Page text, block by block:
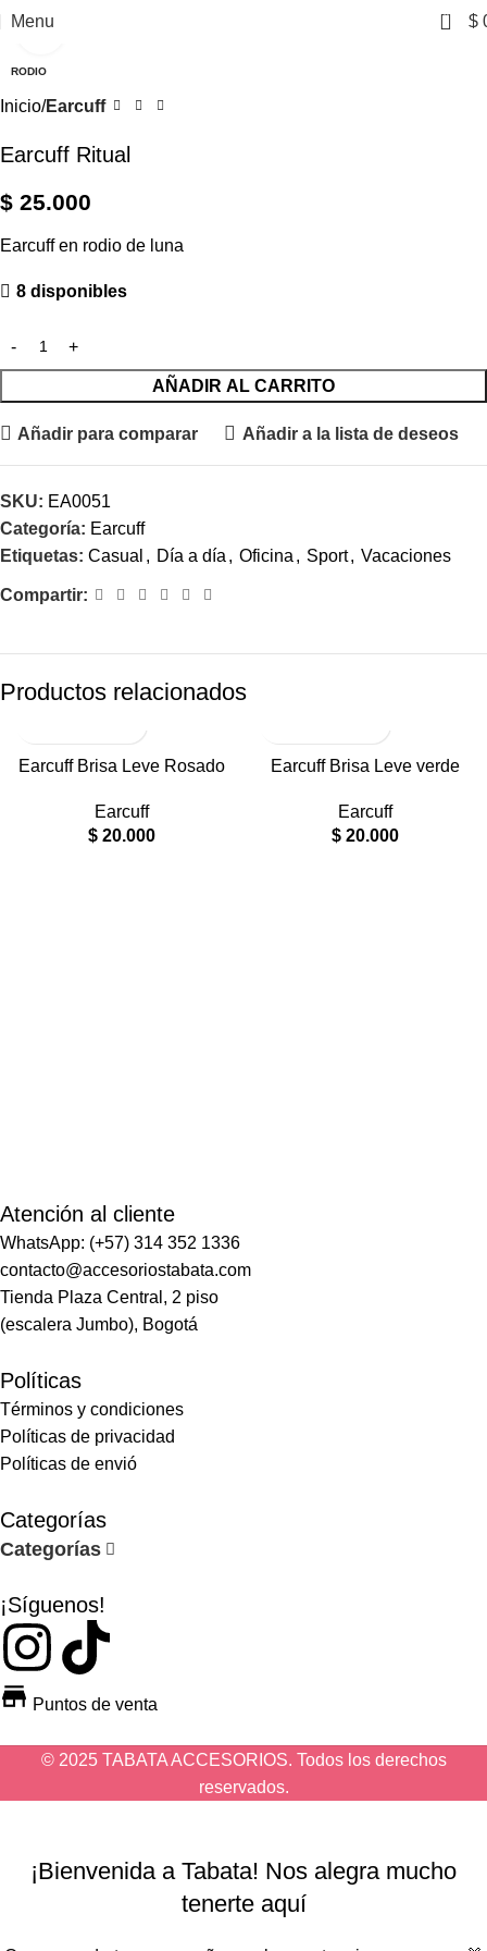
Menu 0 $
RODIO
Inicio Earcuff
Earcuff Ritual
$ 25.000
Earcuff en rodio de luna
8 disponibles
AÑADIR AL CARRITO
Añadir para comparar Añadir a la lista de deseos
SKU: EA0051
Categoría: Earcuff
Etiquetas: Casual , Día a día , Oficina , Sport, Vacaciones
Compartir:
Productos relacionados
RODIO
Earcuff Brisa Leve Rosado
Earcuff
$ 20.000
RODIO
Earcuff Brisa Leve verde
Earcuff
$ 20.000
Atención al cliente
WhatsApp: (+57) 314 352 1336
contacto@accesoriostabata.com
Tienda Plaza Central, 2 piso
(escalera Jumbo), Bogotá
Políticas
Términos y condiciones
Políticas de privacidad
Políticas de envió
Categorías
Categorías
¡Síguenos!
Puntos de venta
© 2025 TABATA ACCESORIOS. Todos los derechos
reservados.
¡Bienvenida a Tabata! Nos alegra mucho
tenerte aquí